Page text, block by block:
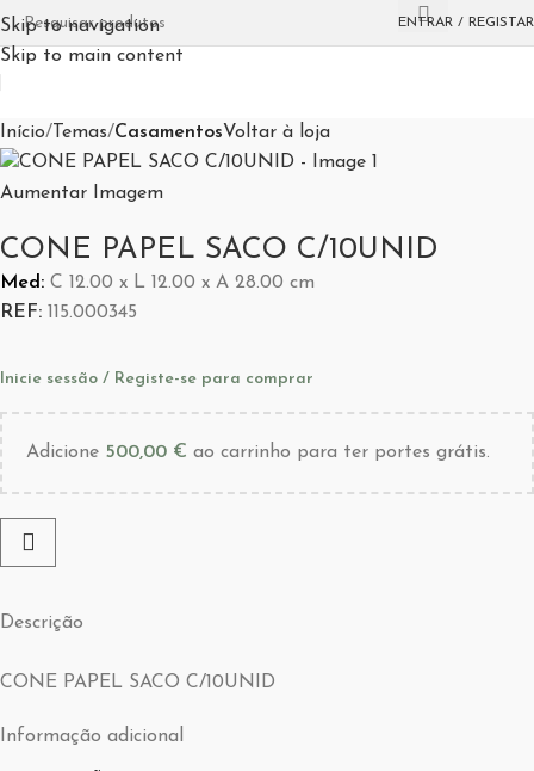
Skip to navigation
Skip to main content
ENTRAR / REGISTAR
Início Temas CasamentosVoltar à loja
Aumentar Imagem
CONE PAPEL SACO C/10UNID
Med: C 12.00 x L 12.00 x A 28.00 cm
REF:
115.000345
Inicie sessão / Registe-se para comprar
Adicione 500,00 € ao carrinho para ter portes grátis.
Descrição
CONE PAPEL SACO C/10UNID
Informação adicional